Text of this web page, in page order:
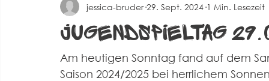
Spielberichte Herren 2 Corona Events Alte
Jugendspieltag
jessica-bruder 29. Sept. 2024 1 Min. Lesezeit
Am heutigen Sonntag fand auf dem
Saison 2024/2025 bei herrlichem